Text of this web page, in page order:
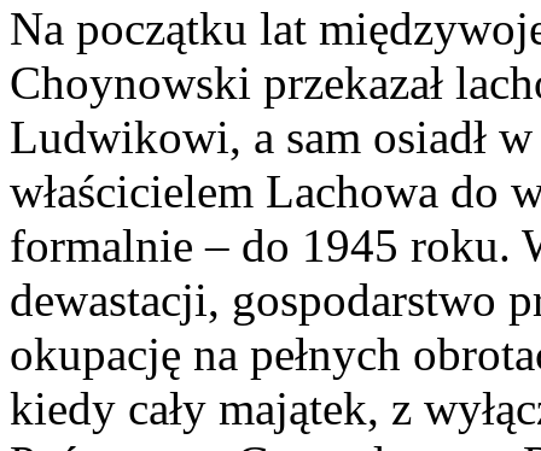
Na początku lat
Choynowski przekazał
Ludwikowi, a sam osiadł
właścicielem Lachowa do
formalnie – do 1945 roku.
dewastacji, gospodarstwo
okupację na pełnych
kiedy cały majątek, z